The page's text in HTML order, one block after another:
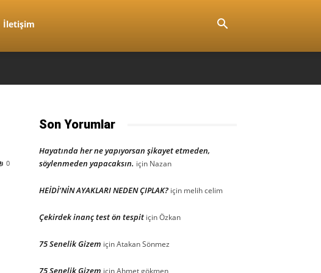
İletişim
0
Son Yorumlar
Hayatında her ne yapıyorsan şikayet etmeden,
söylenmeden yapacaksın. için Nazan
HEİDİ’NİN AYAKLARI NEDEN ÇIPLAK? için melih celim
Çekirdek inanç test ön tespit içinÖzkan
75 Senelik Gizem içinAtakan Sönmez
75 Senelik Gizem içinAhmet gökmen